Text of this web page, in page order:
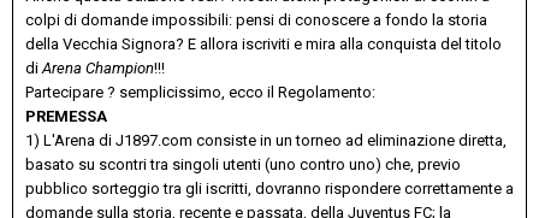
colpi di domande impossibili: pensi di conoscere a fondo la storia
della Vecchia Signora? E allora iscriviti e mira alla conquista del titolo
di Arena Champion!!!
Partecipare ? semplicissimo, ecco il Regolamento:
PREMESSA
1) L'Arena di J1897.com consiste in un torneo ad eliminazione diretta,
basato su scontri tra singoli utenti (uno contro uno) che, previo
pubblico sorteggio tra gli iscritti, dovranno rispondere correttamente a
domande sulla storia, recente e passata, della Juventus FC; la